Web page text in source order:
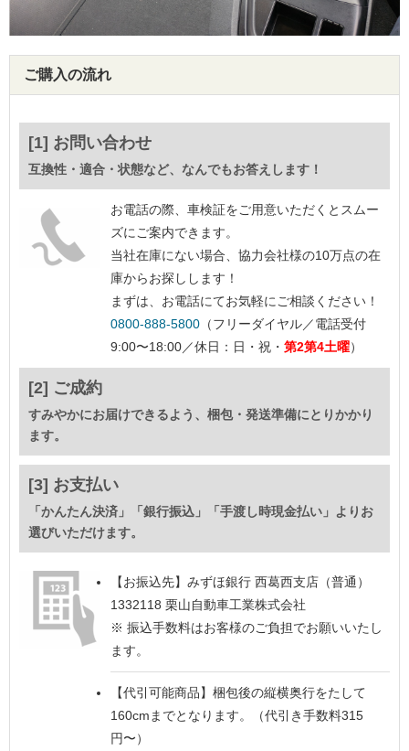
ご購入の流れ
[1] お問い合わせ
互換性・適合・状態など、なんでもお答えします！
お電話の際、車検証をご用意いただくとスムー
ズにご案内できます。
当社在庫にない場合、協力会社様の10万点の在
庫からお探しします！
まずは、お電話にてお気軽にご相談ください！
0800-888-5800 （フリーダイヤル／電話受付
9:00〜18:00／休日：日・祝・ 第2第4土曜）
[2] ご成約
すみやかにお届けできるよう、梱包・発送準備にとりかかり
ます。
[3] お支払い
「かんたん決済」「銀行振込」「手渡し時現金払い」よりお
選びいただけます。
【お振込先】 みずほ銀行 西葛西支店（普通）
1332118 栗山自動車工業株式会社
※ 振込手数料はお客様のご負担でお願いいたし
ます。
【代引可能商品】 梱包後の縦横奥行をたして
160cmまでとなります。（代引き手数料315
円〜）